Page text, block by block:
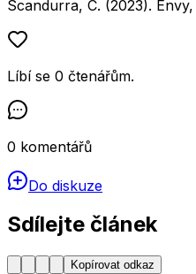
Scandurra, C. (2023).
Líbí se 0 čtenářům.
0 komentářů
Do diskuze
Sdílejte článek
Kopírovat odkaz